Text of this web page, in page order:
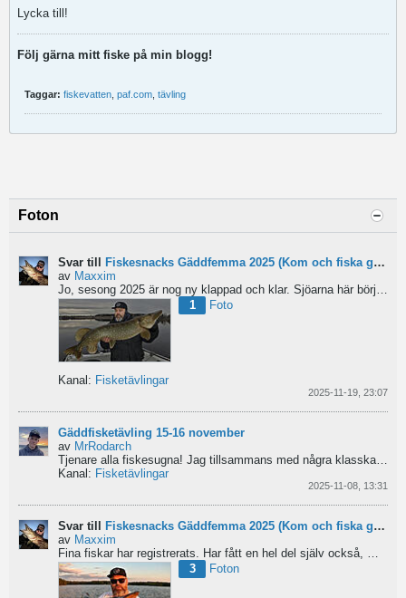
Lycka till!
Följ gärna mitt fiske på min blogg!
Taggar: fiskevatten paf.com tävling
Foton
Svar till
Fiskesnacks Gäddfemma 2025 (Kom och fiska gädda med oss!)
av Maxxim
Jo, sesong 2025 är nog ny klappad och klar. Sjöarna här börjar frysa till. Sista fisketuren gav sex...
1
Foto
Kanal: Fisketävlingar
2025-11-19, 23:07
Gäddfisketävling 15-16 november
av MrRodarch
Tjenare alla fiskesugna! Jag tillsammans med några klasskamrater på Forshagaakademin har startat...
Kanal: Fisketävlingar
2025-11-08, 13:31
Svar till
Fiskesnacks Gäddfemma 2025 (Kom och fiska gädda med oss!)
av Maxxim
Fina fiskar har registrerats. Har fått en hel del själv också, men ingen updatering på gäddfemman. Har...
3
Foton